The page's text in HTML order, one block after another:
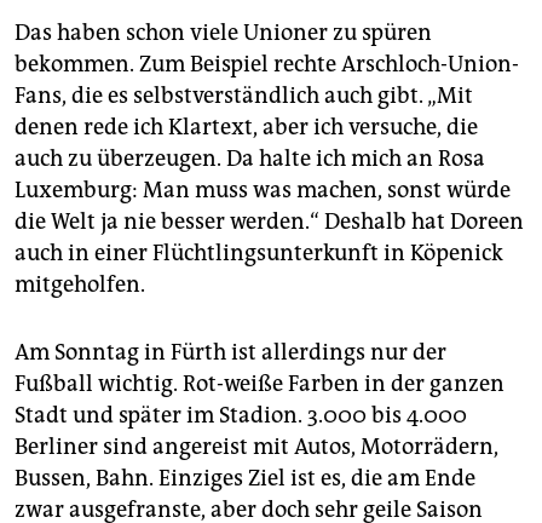
Das haben schon viele Unioner zu spüren
bekommen. Zum Beispiel rechte Arschloch-Union-
Fans, die es selbstverständlich auch gibt. „Mit
denen rede ich Klartext, aber ich versuche, die
auch zu überzeugen. Da halte ich mich an Rosa
Luxemburg: Man muss was machen, sonst würde
die Welt ja nie besser werden.“ Deshalb hat Doreen
auch in einer Flüchtlingsunterkunft in Köpenick
mitgeholfen.
Am Sonntag in Fürth ist allerdings nur der
Fußball wichtig. Rot-weiße Farben in der ganzen
Stadt und später im Stadion. 3.000 bis 4.000
Berliner sind angereist mit Autos, Motorrädern,
Bussen, Bahn. Einziges Ziel ist es, die am Ende
zwar ausgefranste, aber doch sehr geile Saison